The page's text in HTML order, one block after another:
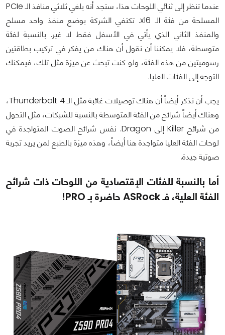
عندما تنظر إلى ثنائي اللوحات هذا، ستجد أنه يلغي ثلاثي منافذ الـ PCIe
المسلحة من فئة الـ x16. تكتفي الشركة بوضع منفذ واحد مسلح
والمنفذ الثاني الذي يأتي في الأسفل فقط لا غير. بالنسبة لفئة
متوسطة، فلا يمكننا أن نقول أن هناك من يفكر في تركيب بطاقتين
رسوميتين من هذه الفئة، ولو كنت تبحث عن ميزة مثل تلك، فيمكنك
التوجه إلى الفئات العليا.
يجب أن نذكر أيضاً أن هناك توصيلات غائبة مثل الـ Thunderbolt 4،
وهناك أيضاً شرائح من الفئة المتوسطة بالنسبة للشبكات، مثل التحول
من شرائح Killer إلى Dragon. نفس شرائح الصوت المتواجدة في
لوحات الفئة العليا متواجدة هنا أيضاً، وهذه ميزة بالطبع لمن يريد تجربة
صوتية جيدة.
أما بالنسبة للفئات الإقتصادية من اللوحات ذات شرائح
الفئة العلية، فـ ASRock حاضرة بـ PRO!